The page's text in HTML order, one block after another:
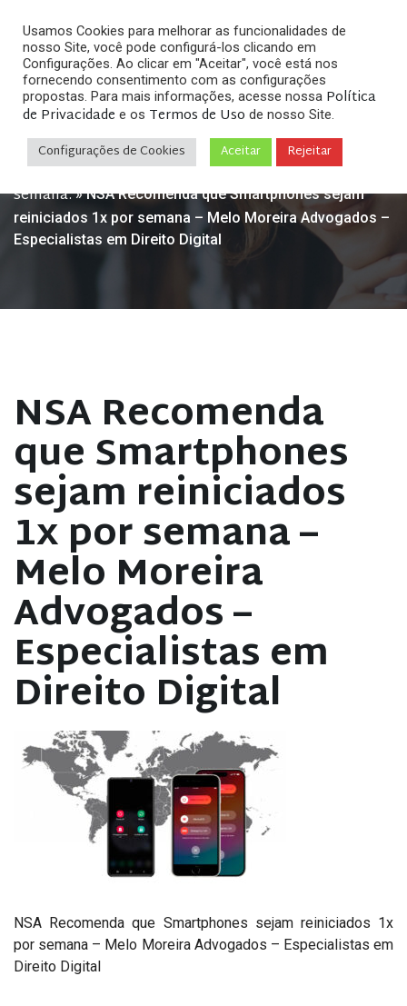
Home »Direito Digital & Internet » NSA recomenda
que usuários de Smartphones e Dispositivos Móveis
reiniciem seus dispositivos pelo menos uma vez por
semana.»NSA Recomenda que Smartphones sejam
reiniciados 1x por semana – Melo Moreira Advogados –
Especialistas em Direito Digital
NSA Recomenda
que Smartphones
sejam reiniciados
1x por semana –
Melo Moreira
Advogados –
Especialistas em
Direito Digital
NSA Recomenda que Smartphones sejam reiniciados 1x
por semana – Melo Moreira Advogados – Especialistas em
Direito Digital
Usamos Cookies para melhorar as funcionalidades de
nosso Site, você pode configurá-los clicando em
Configurações. Ao clicar em "Aceitar", você está nos
fornecendo consentimento com as configurações
propostas. Para mais informações, acesse nossa Política
de Privacidade e os Termos de Uso de nosso Site.
Configurações de Cookies Aceitar Rejeitar